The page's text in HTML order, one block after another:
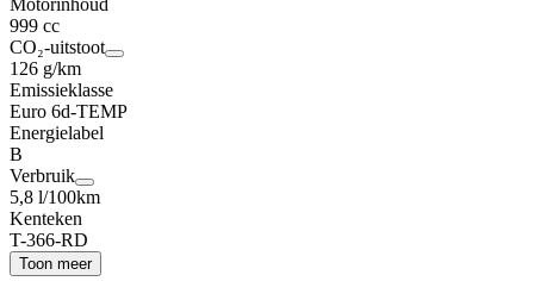
Motorinhoud
999 cc
CO₂-uitstoot
126 g/km
Emissieklasse
Euro 6d-TEMP
Energielabel
B
Verbruik
5,8 l/100km
Kenteken
T-366-RD
Toon meer